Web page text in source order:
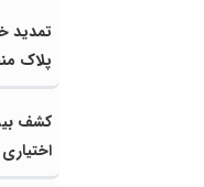
تمدید
پلاک